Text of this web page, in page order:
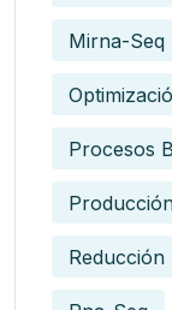
Mirna-Seq
Procesos
Reducción